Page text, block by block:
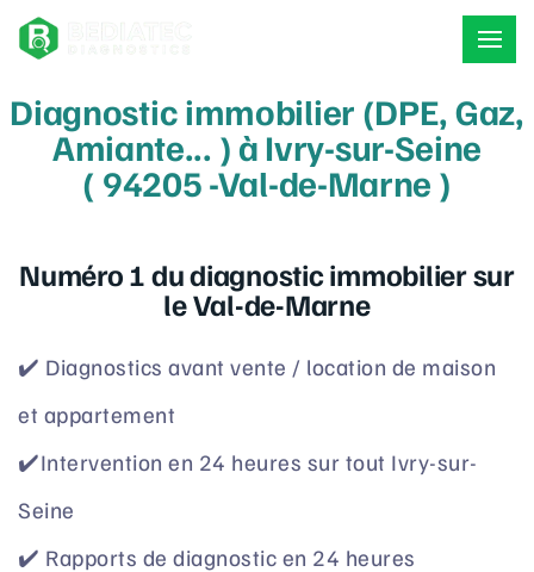
Diagnostic immobilier (DPE, Gaz,
Amiante... ) à Ivry-sur-Seine
( 94205 -Val-de-Marne )
Numéro 1 du diagnostic immobilier sur
le Val-de-Marne
✔️ Diagnostics avant vente / location de maison
et appartement
✔️Intervention en 24 heures sur tout Ivry-sur-
Seine
✔️ Rapports de diagnostic en 24 heures